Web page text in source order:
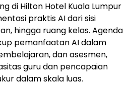
di Hilton Hotel Kuala Lumpur
praktis AI dari sisi
hingga ruang kelas. Agenda
pemanfaatan AI dalam
dan asesmen,
guru dan pencapaian
dalam skala luas.